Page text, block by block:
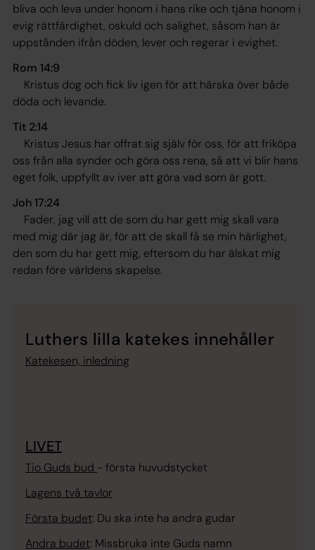
bliva och leva under honom i hans rike och tjäna honom i
evig rättfärdighet, oskuld och salighet, såsom han är
uppstånden ifrån döden, lever och regerar i evighet.
Rom 14:9
Kristus dog och fick liv igen för att härska över både
döda och levande.
Tit 2:14
Kristus Jesus har offrat sig själv för oss, för att friköpa
oss från alla synder och göra oss rena, så att vi blir hans
eget folk, uppfyllt av iver att göra vad som är gott.
Joh 17:24
Fader, jag vill att de som du har gett mig skall vara
med mig där jag är, för att de skall få se min härlighet,
den som du har gett mig, eftersom du har älskat mig
redan före världens skapelse.
Luthers lilla katekes innehåller
Katekesen, inledning
LIVET
Tio Guds bud - första huvudstycket
Lagens två tavlor
Första budet: Du ska inte ha andra gudar
Andra budet: Missbruka inte Guds namn